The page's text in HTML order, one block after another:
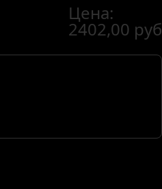
Цена:
2402,00 руб